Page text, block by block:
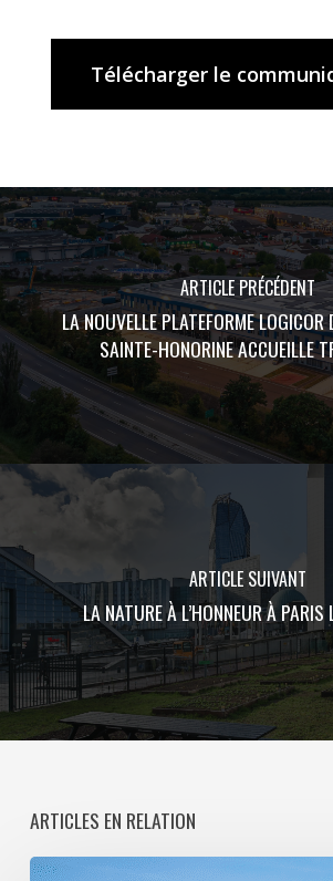
Télécharger le
ARTICLE PRÉCÉDENT
LA NOUVELLE PLATEFORME LOGICOR
SAINTE-HONORINE ACCUEILLE
ARTICLE SUIVANT
LA NATURE À L’HONNEUR À PARIS
ARTICLES EN RELATION
Paris